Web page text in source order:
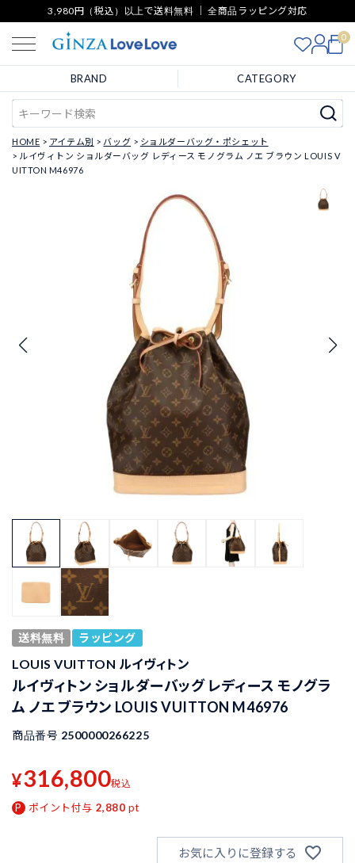
3,980円（税込）以上で送料無料 ｜ 全商品ラッピング対応
0
BRAND CATEGORY
HOME アイテム別 バッグ
ショルダーバッグ・ポシェット
ルイヴィトン ショルダーバッグ レディース モノグラム ノエ ブラウン LOUIS V
UITTON M46976
送料無料 ラッピング
LOUIS VUITTON ルイヴィトン
ルイヴィトン ショルダーバッグ レディース モノグラ
ム ノエ ブラウン LOUIS VUITTON M46976
商品番号 2500000266225
¥316,800税込
ポイント付与 2,880 pt
お気に入りに登録する